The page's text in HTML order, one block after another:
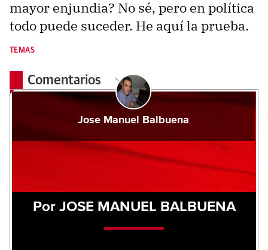
mayor enjundia? No sé, pero en política
todo puede suceder. He aquí la prueba.
TEMAS
Comentarios
Jose Manuel Balbuena
Por JOSE MANUEL BALBUENA